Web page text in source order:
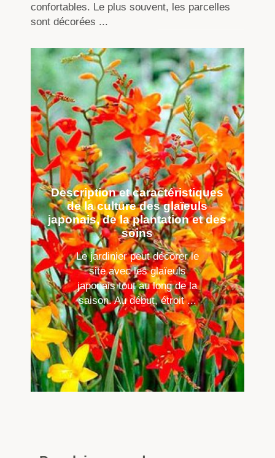
confortables. Le plus souvent, les parcelles
sont décorées ...
Description et caractéristiques
de la culture des glaïeuls
japonais, de la plantation et des
soins
Le jardinier peut décorer le
site avec les glaïeuls
japonais tout au long de la
saison. Au début, étroit ...